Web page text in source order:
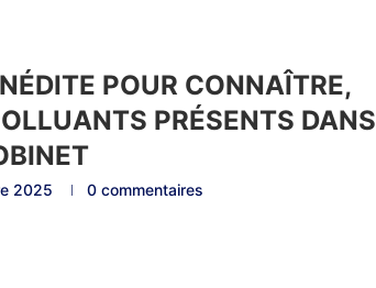
POUR CONNAÎTRE,
PRÉSENTS DANS
2025 0 commentaires